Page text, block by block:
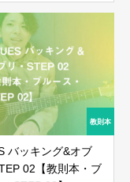
バッキング&オブ
02【教則本・ブ
る
ださい